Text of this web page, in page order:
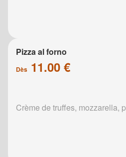
Pizza al forno
Dès 11.00 €
Crème de truffes, mozzarella,